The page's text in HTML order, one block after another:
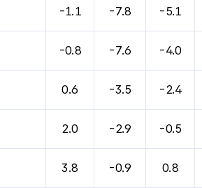
-1.1 -7.8 -5.1
-0.8 -7.6 -4.0
0.6 -3.5 -2.4
2.0 -2.9 -0.5
3.8 -0.9 0.8